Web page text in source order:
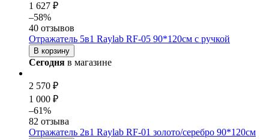
1 627 ₽
–58%
40 отзывов
Отражатель 5в1 Raylab RF-05 90*120см с ручкой
В корзину
Сегодня в магазине
2 570 ₽
1 000 ₽
–61%
82 отзыва
Отражатель 2в1 Raylab RF-01 золото/серебро 90*120см